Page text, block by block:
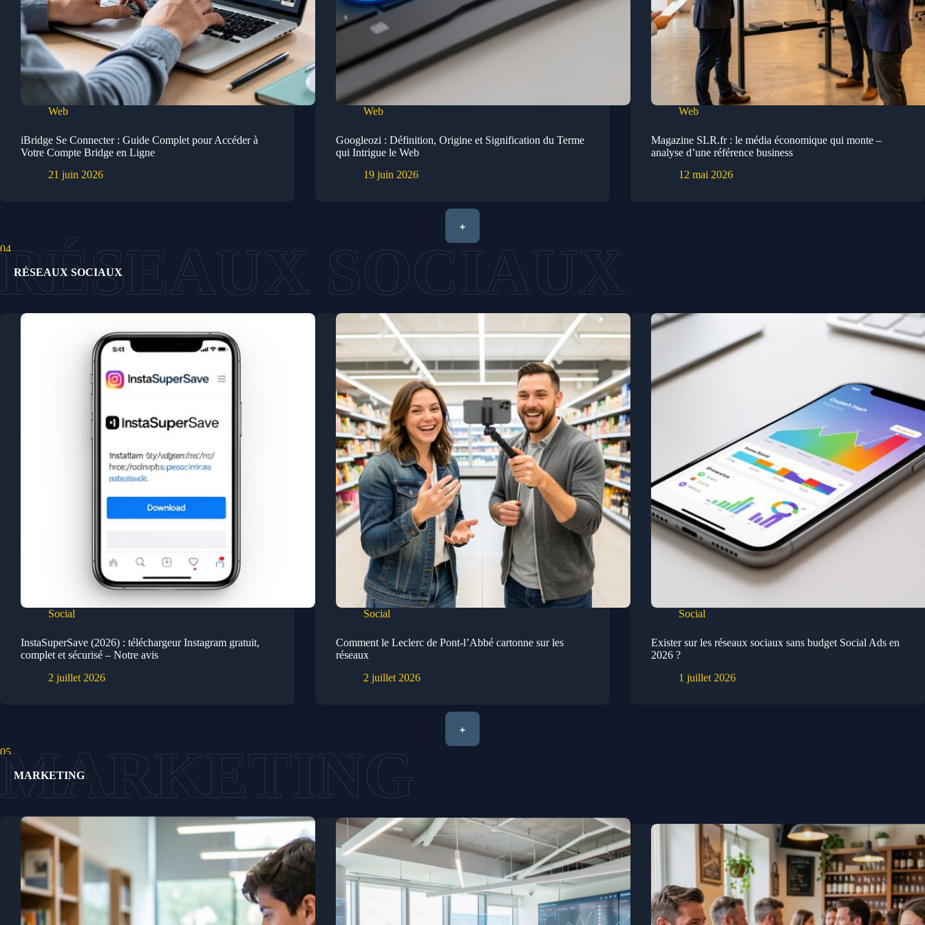
Web
iBridge Se Connecter : Guide Complet pour Accéder à
Votre Compte Bridge en Ligne
21 juin 2026
Web
Googleozi : Définition, Origine et Signification du Terme
qui Intrigue le Web
19 juin 2026
Web
Magazine SLR.fr : le média économique qui monte –
analyse d’une référence business
12 mai 2026
+
04.
RÉSEAUX SOCIAUX
Social
InstaSuperSave (2026) : téléchargeur Instagram gratuit,
complet et sécurisé – Notre avis
2 juillet 2026
Social
Comment le Leclerc de Pont-l’Abbé cartonne sur les
réseaux
2 juillet 2026
Social
Exister sur les réseaux sociaux sans budget Social Ads en
2026 ?
1 juillet 2026
+
05.
MARKETING